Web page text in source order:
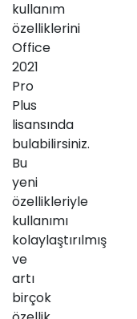
kullanım
özelliklerini
Office
2021
Pro
Plus
lisansında
bulabilirsiniz.
Bu
yeni
özellikleriyle
kullanımı
kolaylaştırılmış
ve
artı
birçok